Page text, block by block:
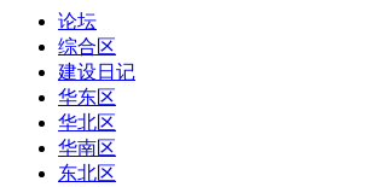
论坛
综合区
建设日记
华东区
华北区
华南区
东北区